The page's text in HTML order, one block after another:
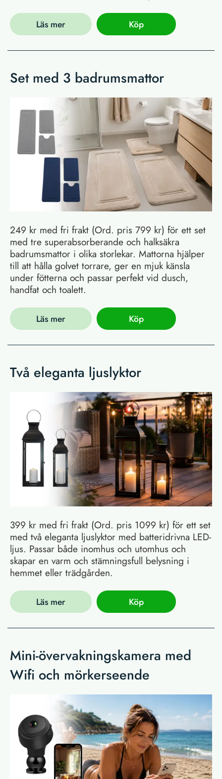
Läs mer Köp
Set med 3 badrumsmattor
249 kr med fri frakt (Ord. pris 799 kr) för ett set
med tre superabsorberande och halksäkra
badrumsmattor i olika storlekar. Mattorna hjälper
till att hålla golvet torrare, ger en mjuk känsla
under fötterna och passar perfekt vid dusch,
handfat och toalett.
Läs mer Köp
Två eleganta ljuslyktor
399 kr med fri frakt (Ord. pris 1099 kr) för ett set
med två eleganta ljuslyktor med batteridrivna LED-
ljus. Passar både inomhus och utomhus och
skapar en varm och stämningsfull belysning i
hemmet eller trädgården.
Läs mer Köp
Mini-övervakningskamera med
Wifi och mörkerseende